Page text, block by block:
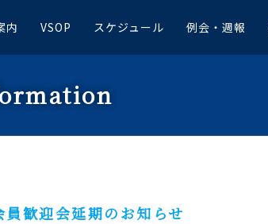
内 VSOP スケジュール 例会・週報
歓迎会延期のお知らせ